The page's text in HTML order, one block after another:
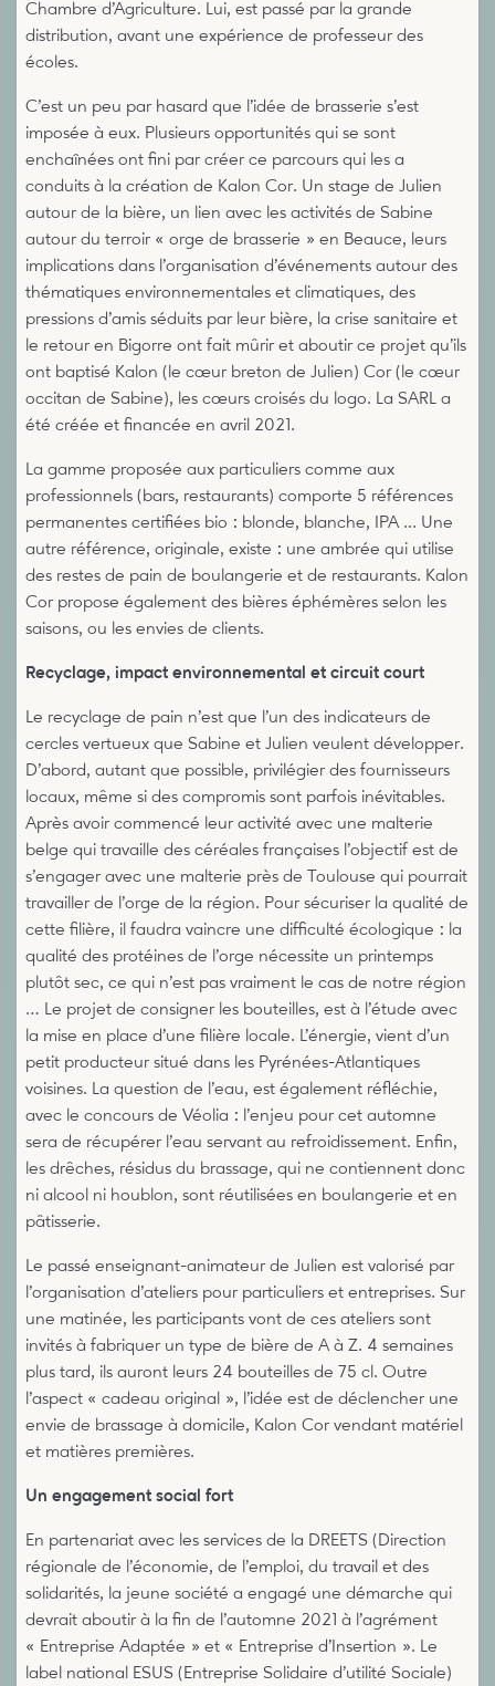
Chambre d’Agriculture. Lui, est passé par la grande
distribution, avant une expérience de professeur des
écoles.
C’est un peu par hasard que l’idée de brasserie s’est
imposée à eux. Plusieurs opportunités qui se sont
enchaînées ont fini par créer ce parcours qui les a
conduits à la création de Kalon Cor. Un stage de Julien
autour de la bière, un lien avec les activités de Sabine
autour du terroir « orge de brasserie » en Beauce, leurs
implications dans l’organisation d’événements autour des
thématiques environnementales et climatiques, des
pressions d’amis séduits par leur bière, la crise sanitaire et
le retour en Bigorre ont fait mûrir et aboutir ce projet qu’ils
ont baptisé Kalon (le cœur breton de Julien) Cor (le cœur
occitan de Sabine), les cœurs croisés du logo. La SARL a
été créée et financée en avril 2021.
La gamme proposée aux particuliers comme aux
professionnels (bars, restaurants) comporte 5 références
permanentes certifiées bio : blonde, blanche, IPA ... Une
autre référence, originale, existe : une ambrée qui utilise
des restes de pain de boulangerie et de restaurants. Kalon
Cor propose également des bières éphémères selon les
saisons, ou les envies de clients.
Recyclage, impact environnemental et circuit court
Le recyclage de pain n’est que l’un des indicateurs de
cercles vertueux que Sabine et Julien veulent développer.
D’abord, autant que possible, privilégier des fournisseurs
locaux, même si des compromis sont parfois inévitables.
Après avoir commencé leur activité avec une malterie
belge qui travaille des céréales françaises l’objectif est de
s’engager avec une malterie près de Toulouse qui pourrait
travailler de l’orge de la région. Pour sécuriser la qualité de
cette filière, il faudra vaincre une difficulté écologique : la
qualité des protéines de l’orge nécessite un printemps
plutôt sec, ce qui n’est pas vraiment le cas de notre région
… Le projet de consigner les bouteilles, est à l’étude avec
la mise en place d’une filière locale. L’énergie, vient d’un
petit producteur situé dans les Pyrénées-Atlantiques
voisines. La question de l’eau, est également réfléchie,
avec le concours de Véolia : l’enjeu pour cet automne
sera de récupérer l’eau servant au refroidissement. Enfin,
les drêches, résidus du brassage, qui ne contiennent donc
ni alcool ni houblon, sont réutilisées en boulangerie et en
pâtisserie.
Le passé enseignant-animateur de Julien est valorisé par
l’organisation d’ateliers pour particuliers et entreprises. Sur
une matinée, les participants vont de ces ateliers sont
invités à fabriquer un type de bière de A à Z. 4 semaines
plus tard, ils auront leurs 24 bouteilles de 75 cl. Outre
l’aspect « cadeau original », l’idée est de déclencher une
envie de brassage à domicile, Kalon Cor vendant matériel
et matières premières.
Un engagement social fort
En partenariat avec les services de la DREETS (Direction
régionale de l’économie, de l’emploi, du travail et des
solidarités, la jeune société a engagé une démarche qui
devrait aboutir à la fin de l’automne 2021 à l’agrément
« Entreprise Adaptée » et « Entreprise d’Insertion ». Le
label national ESUS (Entreprise Solidaire d’utilité Sociale)